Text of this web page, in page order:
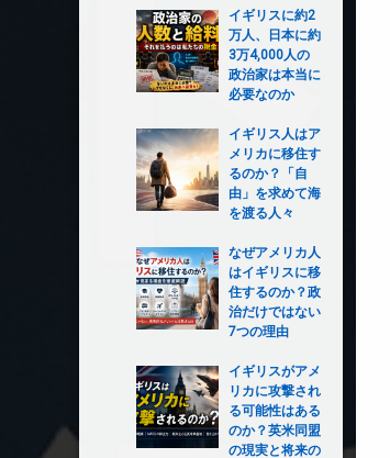
イギリスに約2
万人、日本に約
3万4,000人の
政治家は本当に
必要なのか
イギリス人はア
メリカに移住す
るのか？「自
由」を求めて海
を渡る人々
なぜアメリカ人
はイギリスに移
住するのか？政
治だけではない
7つの理由
イギリスがアメ
リカに攻撃され
る可能性はある
のか？英米同盟
の現実と将来の